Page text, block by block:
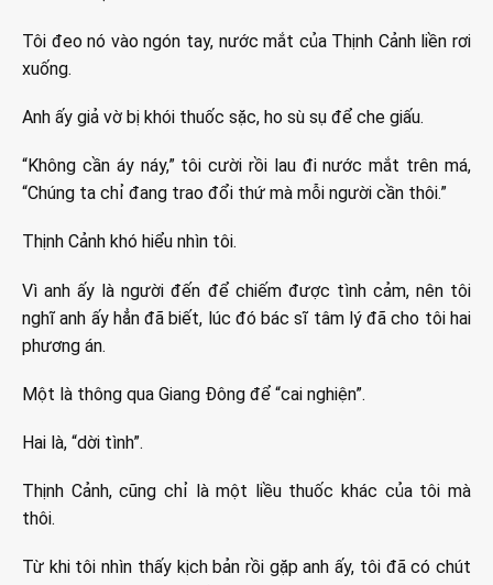
Tôi đeo nó vào ngón tay, nước mắt của Thịnh Cảnh liền rơi
xuống.
Anh ấy giả vờ bị khói thuốc sặc, ho sù sụ để che giấu.
“Không cần áy náy,” tôi cười rồi lau đi nước mắt trên má,
“Chúng ta chỉ đang trao đổi thứ mà mỗi người cần thôi.”
Thịnh Cảnh khó hiểu nhìn tôi.
Vì anh ấy là người đến để chiếm được tình cảm, nên tôi
nghĩ anh ấy hẳn đã biết, lúc đó bác sĩ tâm lý đã cho tôi hai
phương án.
Một là thông qua Giang Đông để “cai nghiện”.
Hai là, “dời tình”.
Thịnh Cảnh, cũng chỉ là một liều thuốc khác của tôi mà
thôi.
Từ khi tôi nhìn thấy kịch bản rồi gặp anh ấy, tôi đã có chút